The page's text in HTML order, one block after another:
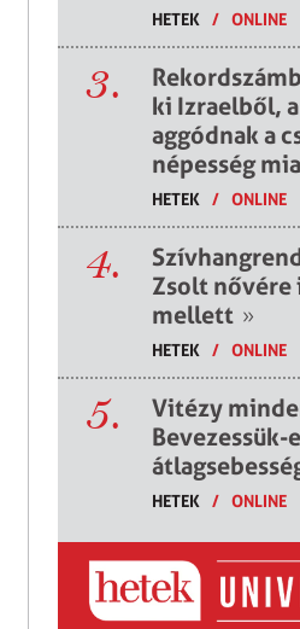
HETEK / ONLINE
3.
ki Izraelből,
aggódnak a
népesség
HETEK / ONLINE
4.
Zsolt nővére
mellett »
HETEK / ONLINE
5.
Vitézy
Bevezessük-
HETEK / ONLINE